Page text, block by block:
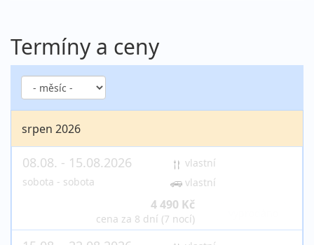
Termíny a ceny
srpen 2026
08.08. - 15.08.2026
sobota - sobota
vlastní
vlastní
4 490 Kč
cena za 8 dní (7 nocí)